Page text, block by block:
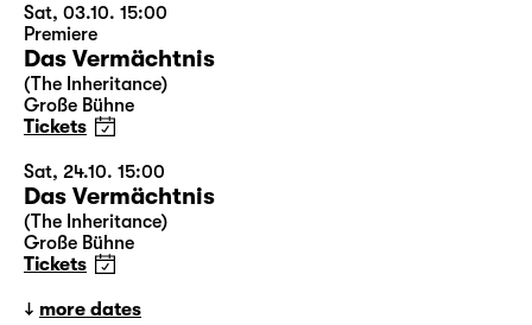
Sat, 03.10. 15:00
Premiere
Das Vermächtnis
(The Inheritance)
Große Bühne
Tickets
Sat, 24.10. 15:00
Das Vermächtnis
(The Inheritance)
Große Bühne
Tickets
more dates